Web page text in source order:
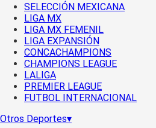
SELECCIÓN MEXICANA
LIGA MX
LIGA MX FEMENIL
LIGA EXPANSIÓN
CONCACHAMPIONS
CHAMPIONS LEAGUE
LALIGA
PREMIER LEAGUE
FUTBOL INTERNACIONAL
Otros Deportes▾